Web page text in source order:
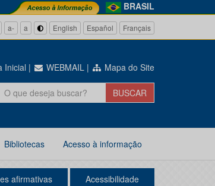
BRASIL
a- a English Español Français
Inicial | WEBMAIL | Mapa do Site
Bibliotecas Acesso à informação
afirmativas Acessibilidade